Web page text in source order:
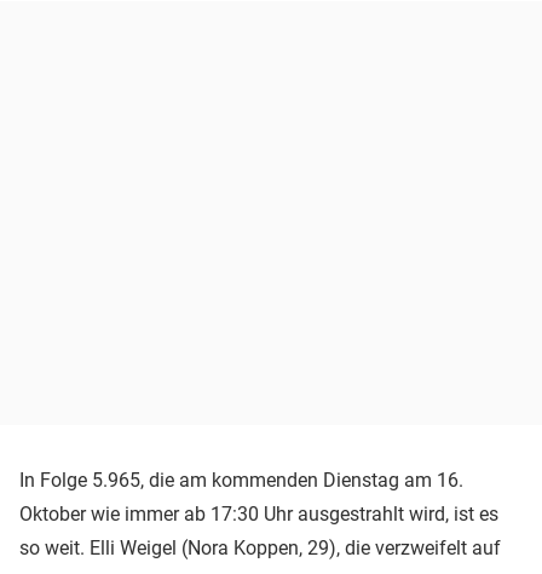
In Folge 5.965, die am kommenden Dienstag am 16.
Oktober wie immer ab 17:30 Uhr ausgestrahlt wird, ist es
so weit. Elli Weigel (Nora Koppen, 29), die verzweifelt auf